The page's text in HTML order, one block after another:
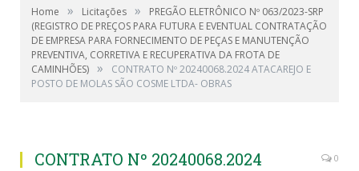
Home » Licitações »
PREGÃO ELETRÔNICO Nº 063/2023-SRP
(REGISTRO DE PREÇOS PARA FUTURA E EVENTUAL CONTRATAÇÃO
DE EMPRESA PARA FORNECIMENTO DE PEÇAS E MANUTENÇÃO
PREVENTIVA, CORRETIVA E RECUPERATIVA DA FROTA DE
CAMINHÕES) »
CONTRATO Nº 20240068.2024 ATACAREJO E
POSTO DE MOLAS SÃO COSME LTDA- OBRAS
CONTRATO Nº 20240068.2024
0